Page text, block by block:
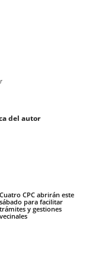
del autor
Cuatro CPC abrirán este
sábado para facilitar
trámites y gestiones
vecinales